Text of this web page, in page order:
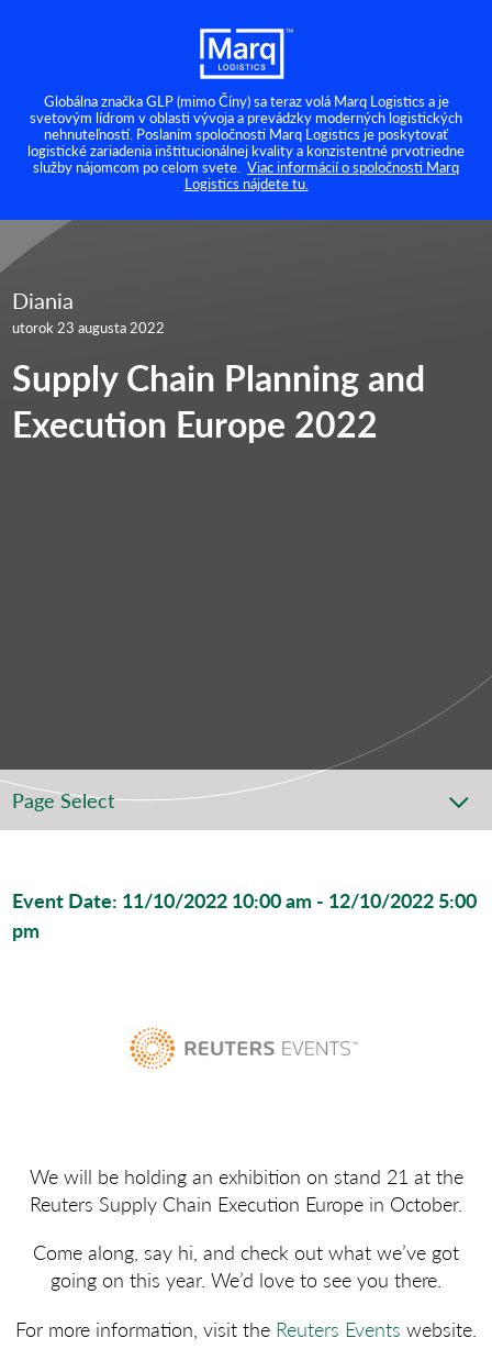
Globálna značka GLP (mimo Číny) sa teraz volá Marq Logistics a je
svetovým lídrom v oblasti vývoja a prevádzky moderných logistických
nehnuteľností. Poslaním spoločnosti Marq Logistics je poskytovať
logistické zariadenia inštitucionálnej kvality a konzistentné prvotriedne
služby nájomcom po celom svete. Viac informácií o spoločnosti Marq
Logistics nájdete tu.
Diania
utorok 23 augusta 2022
Supply Chain Planning and
Execution Europe 2022
Page Select
Event Date: 11/10/2022 10:00 am - 12/10/2022 5:00
pm
We will be holding an exhibition on stand 21 at the
Reuters Supply Chain Execution Europe in October.
Come along, say hi, and check out what we’ve got
going on this year. We’d love to see you there.
For more information, visit the Reuters Events website.